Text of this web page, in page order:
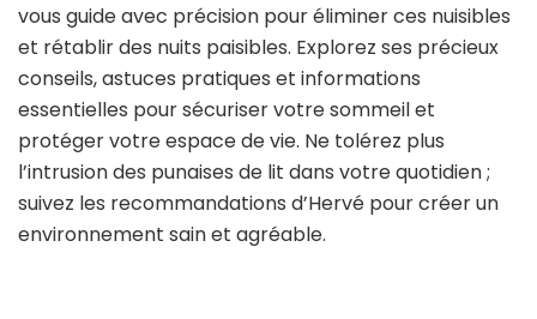
vous guide avec précision pour éliminer ces nuisibles
et rétablir des nuits paisibles. Explorez ses précieux
conseils, astuces pratiques et informations
essentielles pour sécuriser votre sommeil et
protéger votre espace de vie. Ne tolérez plus
l’intrusion des punaises de lit dans votre quotidien ;
suivez les recommandations d’Hervé pour créer un
environnement sain et agréable.